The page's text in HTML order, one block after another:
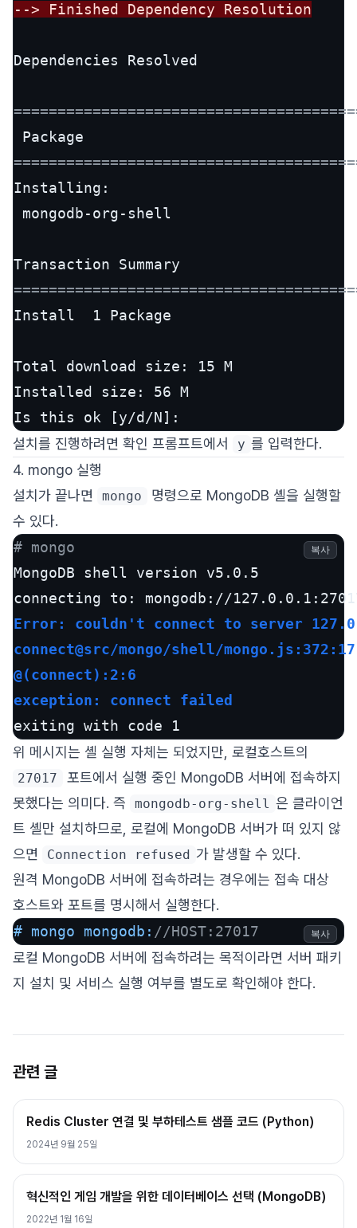
--> Finished Dependency Resolution
Dependencies Resolved
Installing:
mongodb-org-shell
Install  1 Package
Total download size: 15 M
Installed size: 56 M
Is this ok [y/d/N]:
설치를 진행하려면 확인 프롬프트에서 y 를 입력한다.
4. mongo 실행
설치가 끝나면
mongo
명령으로 MongoDB 셸을 실행할
수 있다.
# mongo
MongoDB shell version v5.0.5
Error: couldn't connect to server
connect@src/mongo/shell/mongo.js:372:17
@(connect):2:6
exception: connect failed
exiting with code 1
복사
위 메시지는 셸 실행 자체는 되었지만, 로컬호스트의
27017
포트에서 실행 중인 MongoDB 서버에 접속하지
못했다는 의미다. 즉
mongodb-org-shell 은 클라이언
트 셸만 설치하므로, 로컬에 MongoDB 서버가 떠 있지 않
으면
Connection refused 가 발생할 수 있다.
원격 MongoDB 서버에 접속하려는 경우에는 접속 대상
호스트와 포트를 명시해서 실행한다.
# mongo mongodb: //HOST:27017 복사
로컬 MongoDB 서버에 접속하려는 목적이라면 서버 패키
지 설치 및 서비스 실행 여부를 별도로 확인해야 한다.
관련 글
Redis Cluster 연결 및 부하테스트 샘플 코드 (Python)
2024년 9월 25일
혁신적인 게임 개발을 위한 데이터베이스 선택 (MongoDB)
2022년 1월 16일